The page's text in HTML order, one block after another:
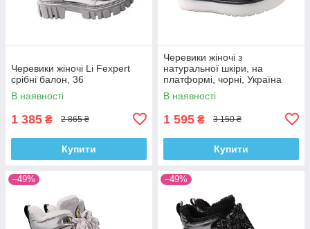
Черевики жіночі Li Fexpert
срібні балон, 36
В наявності
1 385 ₴ 2 865 ₴
Купити
Черевики жіночі з
натуральної шкіри, на
платформі, чорні, Україна
Kento, 35
В наявності
1 595 ₴ 3 150 ₴
Купити
–49% –49%